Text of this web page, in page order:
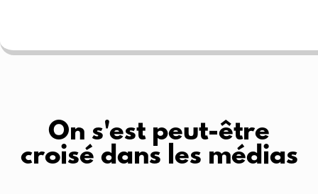
On s'est peut-être
croisé dans les médias